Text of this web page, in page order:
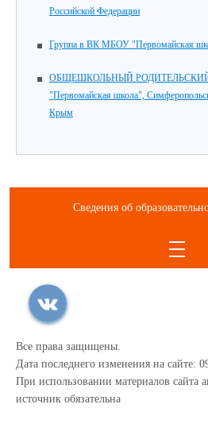
Российской Федерации
Группа в ВК МБОУ "Первомайская
ОБЩЕШКОЛЬНЫЙ
"Первомайская школа",
Крым
Сведения об
Все права защищены.
Дата последнего изменения на сайте:
При использовании материалов сайта
источник обязательна